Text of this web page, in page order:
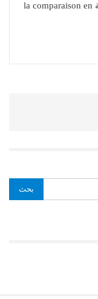
الفرنسية la comparaison en